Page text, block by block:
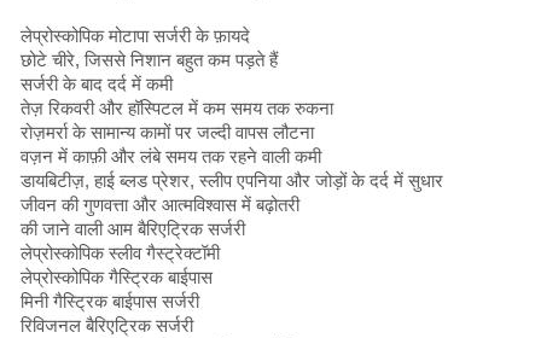
लेप्रोस्कोपिक मोटापा सर्जरी के फ़ायदे
छोटे चीरे, जिससे निशान बहुत कम पड़ते हैं
सर्जरी के बाद दर्द में कमी
तेज़ रिकवरी और हॉस्पिटल में कम समय तक रुकना
रोज़मर्रा के सामान्य कामों पर जल्दी वापस लौटना
वज़न में काफ़ी और लंबे समय तक रहने वाली कमी
डायबिटीज़, हाई ब्लड प्रेशर, स्लीप एपनिया और जोड़ों के दर्द में सुधार
जीवन की गुणवत्ता और आत्मविश्वास में बढ़ोतरी
की जाने वाली आम बैरिएट्रिक सर्जरी
लेप्रोस्कोपिक स्लीव गैस्ट्रेक्टॉमी
लेप्रोस्कोपिक गैस्ट्रिक बाईपास
मिनी गैस्ट्रिक बाईपास सर्जरी
रिविजनल बैरिएट्रिक सर्जरी